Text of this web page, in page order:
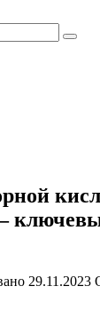
29.11.2023